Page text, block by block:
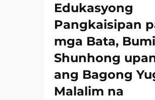
Edukasyong
Pangkaisipan
mga Bata,
Shunhong
ang Bagong
Malalim na